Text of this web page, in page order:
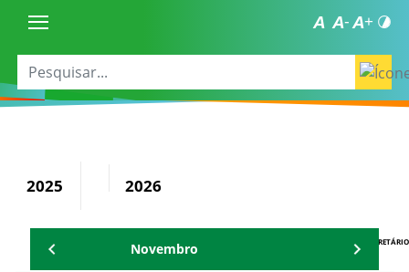
2025 2026
AGENDA DO SECRETÁRIO
Novembro